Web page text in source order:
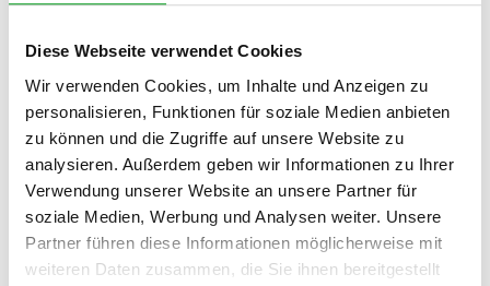
Diese Webseite verwendet Cookies
Wir verwenden Cookies, um Inhalte und Anzeigen zu
personalisieren, Funktionen für soziale Medien anbieten
zu können und die Zugriffe auf unsere Website zu
analysieren. Außerdem geben wir Informationen zu Ihrer
Verwendung unserer Website an unsere Partner für
soziale Medien, Werbung und Analysen weiter. Unsere
Partner führen diese Informationen möglicherweise mit
weiteren Daten zusammen, die Sie ihnen bereitgestellt
HelloFresh oder Dinnerly: In diesen
Punkten unterscheiden sie sich
vonAnneSofie
Dinnerly wird ab 2025 ein integrierter Teil von Marley
Spoon Um das Erlebnis für alle Kunden zu verbessern